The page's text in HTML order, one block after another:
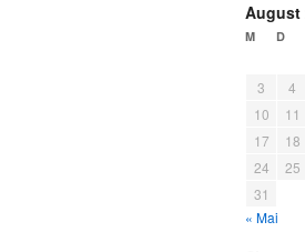
August
M D
3
4
10
11
17
18
24
25
31
« Mai